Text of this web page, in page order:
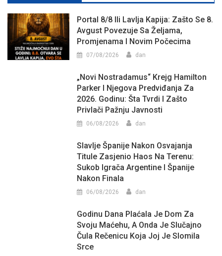
Portal 8/8 Ili Lavlja Kapija: Zašto Se 8.
Avgust Povezuje Sa Željama,
Promjenama I Novim Počecima
07/08/2026 dan
„Novi Nostradamus“ Krejg Hamilton
Parker I Njegova Predviđanja Za
2026. Godinu: Šta Tvrdi I Zašto
Privlači Pažnju Javnosti
06/08/2026 dan
Slavlje Španije Nakon Osvajanja
Titule Zasjenio Haos Na Terenu:
Sukob Igrača Argentine I Španije
Nakon Finala
06/08/2026 dan
Godinu Dana Plaćala Je Dom Za
Svoju Maćehu, A Onda Je Slučajno
Čula Rečenicu Koja Joj Je Slomila
Srce